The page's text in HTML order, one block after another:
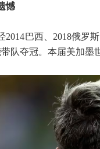
憾
2014巴西、2018俄罗
队夺冠。本届美加墨